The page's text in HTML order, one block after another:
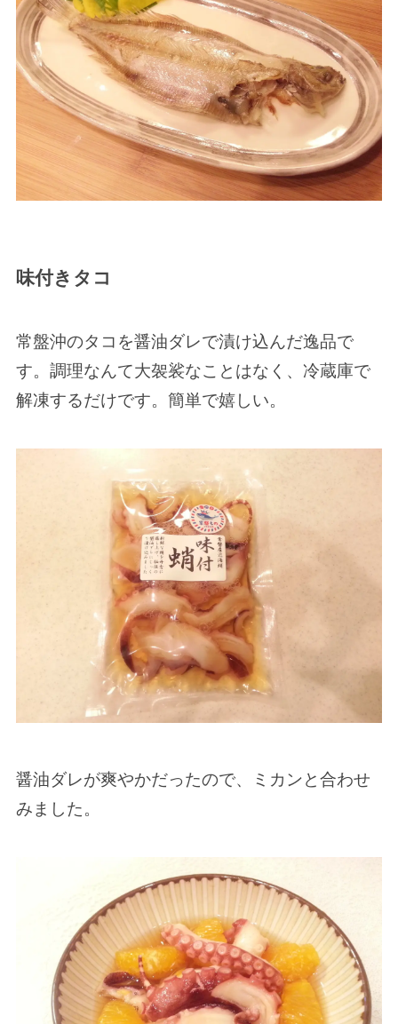
味付きタコ
常盤沖のタコを醤油ダレで漬け込んだ逸品で
す。調理なんて大袈裟なことはなく、冷蔵庫で
解凍するだけです。簡単で嬉しい。
醤油ダレが爽やかだったので、ミカンと合わせ
みました。